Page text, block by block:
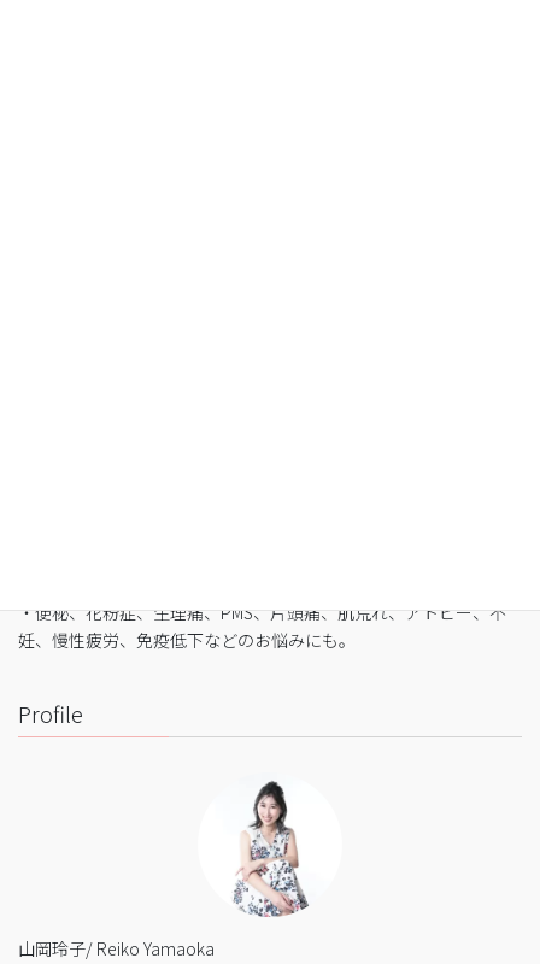
・便秘、花粉症、生理痛、PMS、片頭痛、肌荒れ、アトピー、不
妊、慢性疲労、免疫低下などのお悩みにも。
Profile
山岡玲子/ Reiko Yamaoka